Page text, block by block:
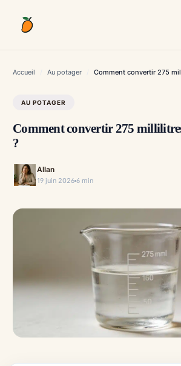
contenu
Accueil Au potager Comment convertir 275
AU POTAGER
Comment convertir 275
?
Allan
19 juin 2026 6 min